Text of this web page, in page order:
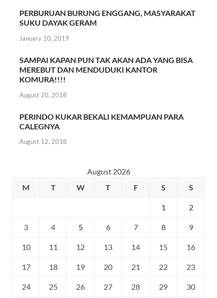
PERBURUAN BURUNG ENGGANG, MASYARAKAT
SUKU DAYAK GERAM
January 10, 2019
SAMPAI KAPAN PUN TAK AKAN ADA YANG BISA
MEREBUT DAN MENDUDUKI KANTOR
KOMURA!!!!
August 20, 2018
PERINDO KUKAR BEKALI KEMAMPUAN PARA
CALEGNYA
August 12, 2018
August 2026
M
T W T F S S
1 2
3 4 5 6 7 8 9
10 11 12 13 14 15 16
17 18 19 20 21 22 23
24 25 26 27 28 29 30